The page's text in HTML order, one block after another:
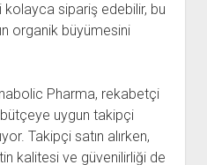
sipariş edebilir, bu
organik büyümesini
Pharma, rekabetçi
uygun takipçi
Takipçi satın alırken,
kalitesi ve güvenilirliği de